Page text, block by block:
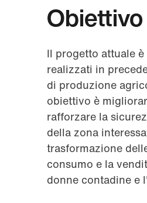
Il progetto attuale
realizzati in
di produzione
obiettivo è
rafforzare la
della zona
trasformazione
consumo e la
donne contadine e